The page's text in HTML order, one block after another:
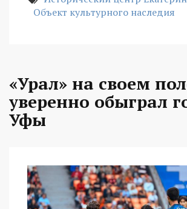
Объект культурного наследия
«Урал» на своем
уверенно обыграл
Уфы